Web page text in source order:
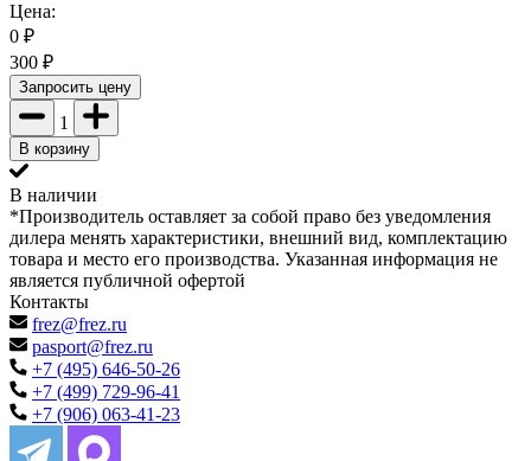
Цена:
0 ₽
300 ₽
Запросить цену
1
В корзину
В наличии
*Производитель оставляет за собой право без уведомления
дилера менять характеристики, внешний вид, комплектацию
товара и место его производства. Указанная информация не
является публичной офертой
Контакты
frez@frez.ru
pasport@frez.ru
+7 (495) 646-50-26
+7 (499) 729-96-41
+7 (906) 063-41-23